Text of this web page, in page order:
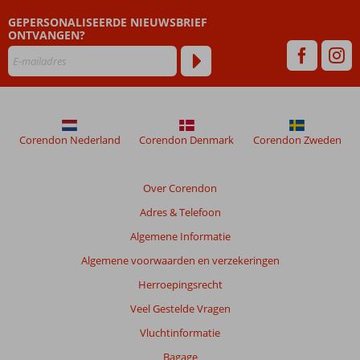
Beoordelingen
die
ouder
dan
maanden
worden
GEPERSONALISEERDE NIEUWSBRIEF
ONTVANGEN?
Over Corendon
Adres & Telefoon
Algemene Informatie
Algemene voorwaarden en verzekeringen
Herroepingsrecht
Veel Gestelde Vragen
Vluchtinformatie
Bagage
Corendon Nederland Corendon Denmark Corendon Zweden